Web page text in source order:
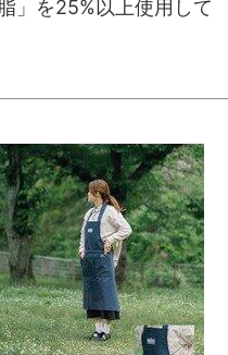
」を25%以上使用して